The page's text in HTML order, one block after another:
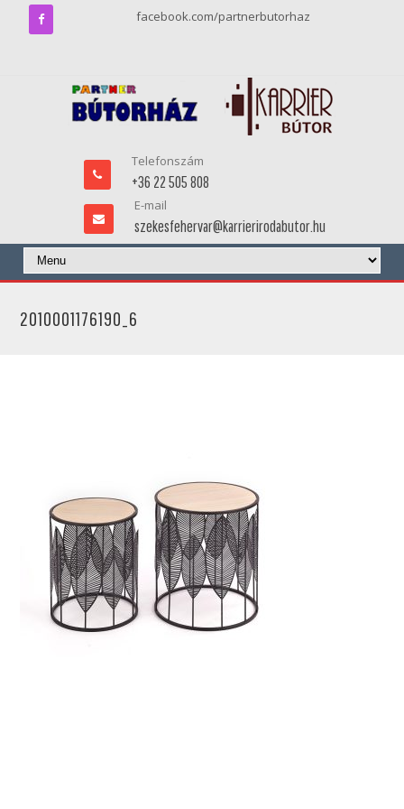
facebook.com/partnerbutorhaz
Telefonszám
+36 22 505 808
E-mail
szekesfehervar@karrierirodabutor.hu
2010001176190_6